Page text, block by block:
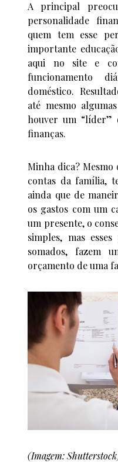
A principal
personalidade
quem tem esse
importante
aqui no site e
funcionamento
doméstico.
até mesmo
houver um “líder”
finanças.
Minha dica?
contas da família,
ainda que de
os gastos com um
um presente, o
simples, mas
somados, fazem
orçamento de uma
(Imagem: